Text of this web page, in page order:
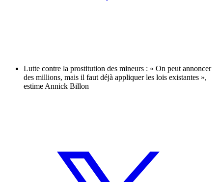
Lutte contre la prostitution des mineurs : « On peut annoncer
des millions, mais il faut déjà appliquer les lois existantes »,
estime Annick Billon